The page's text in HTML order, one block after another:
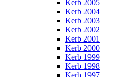
Kerb 2005
Kerb 2004
Kerb 2003
Kerb 2002
Kerb 2001
Kerb 2000
Kerb 1999
Kerb 1998
Kerb 1997